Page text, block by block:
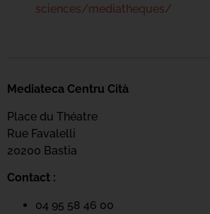
sciences/mediatheques/
Mediateca Centru Cità
Place du Théatre
Rue Favalelli
20200 Bastia
Contact :
04 95 58 46 00